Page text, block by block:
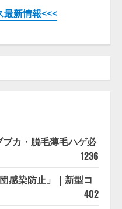
最新情報<<<
ブカ・脱毛薄毛ハゲ必
1236
感染防止」｜新型コ
402